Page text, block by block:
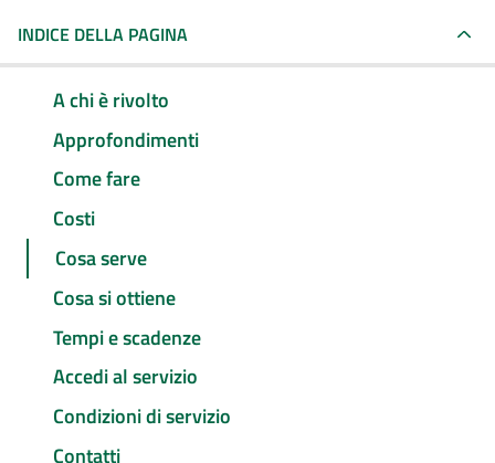
INDICE DELLA PAGINA
A chi è rivolto
Approfondimenti
Come fare
Costi
Cosa serve
Cosa si ottiene
Tempi e scadenze
Accedi al servizio
Condizioni di servizio
Contatti